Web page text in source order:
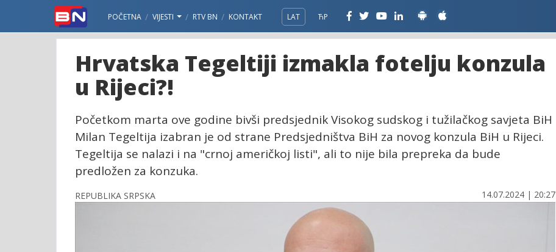
POČETNA VIJESTI RTV BN KONTAKT LAT ЋР
Hrvatska Tegeltiji izmakla fotelju konzula
u Rijeci?!
Početkom marta ove godine bivši predsjednik Visokog sudskog i tužilačkog savjeta BiH
Milan Tegeltija izabran je od strane Predsjedništva BiH za novog konzula BiH u Rijeci.
Tegeltija se nalazi i na "crnoj američkoj listi", ali to nije bila prepreka da bude
predložen za konzuka.
REPUBLIKA SRPSKA 14.07.2024 | 20:27